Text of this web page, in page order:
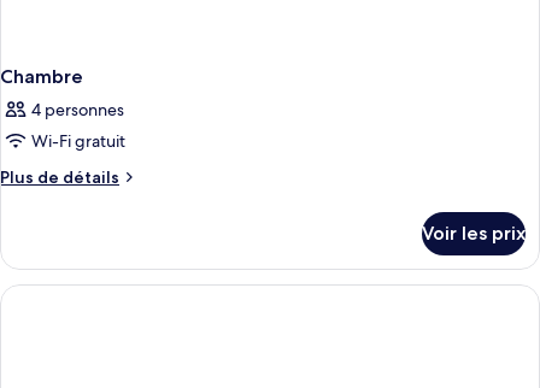
Chambre
4 personnes
Wi-Fi gratuit
Plus de détails
Plus
le
type
de
Voir les prix